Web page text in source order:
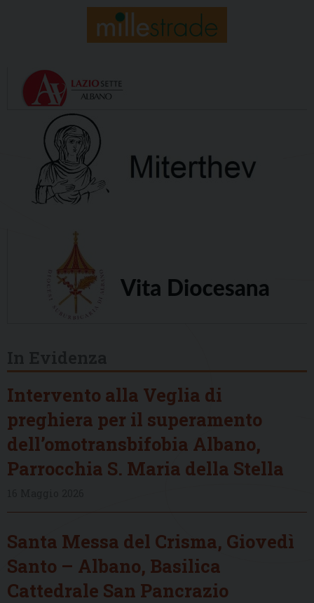
Intervento alla Veglia di
preghiera per il superamento
dell’omotransbifobia Albano,
Parrocchia S. Maria della Stella
Santa Messa del Crisma, Giovedì
Santo – Albano, Basilica
Cattedrale San Pancrazio